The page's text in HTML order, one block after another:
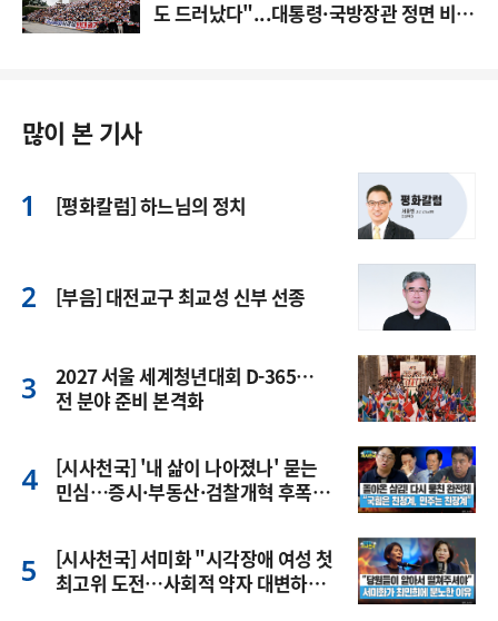
도 드러났다"...대통령·국방장관 정면 비
많이 본 기사
[평화칼럼] 하느님의 정치
[부음] 대전교구 최교성 신부 선종
2027 서울 세계청년대회 D-365…
전 분야 준비 본격화
[시사천국] '내 삶이 나아졌나' 묻는
민심…증시·부동산·검찰개혁 후폭
[시사천국] 서미화 "시각장애 여성 첫
최고위 도전…사회적 약자 대변하겠